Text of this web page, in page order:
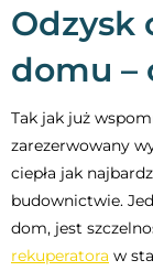
Odzysk
domu –
Tak jak już
zarezerwowany
ciepła jak
budownictwie.
dom, jest
rekuperatora w